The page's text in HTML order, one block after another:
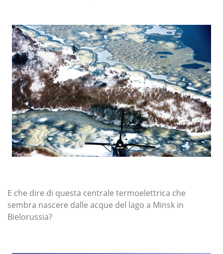
E che dire di questa centrale termoelettrica che
sembra nascere dalle acque del lago a Minsk in
Bielorussia?